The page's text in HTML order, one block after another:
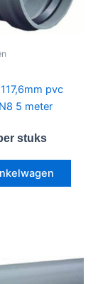
pvc
5 meter
stuks